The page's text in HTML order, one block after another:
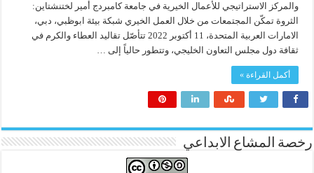
والمركز الاستراتيجي للأعمال الخيرية في جامعة كامبردج أمير لختنشتاين:
الثروة تمكّن المجتمعات من خلال العمل الخيري شبكة بيئة ابوظبي، دبي،
الامارات العربية المتحدة، 11 أكتوبر 2022 تتأصّل تقاليد العطاء والكرم في
ثقافة دول مجلس التعاون الخليجي، وتتطور حالياً إلى …
أكمل القراءة »
رخصة المشاع الابداعي